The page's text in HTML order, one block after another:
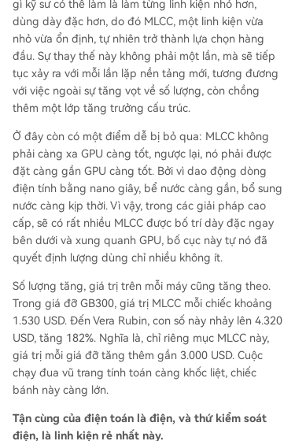
gì kỹ sư có thể làm là làm từng linh kiện nhỏ hơn,
dùng dày đặc hơn, do đó MLCC, một linh kiện vừa
nhỏ vừa ổn định, tự nhiên trở thành lựa chọn hàng
đầu. Sự thay thế này không phải một lần, mà sẽ tiếp
tục xảy ra với mỗi lần lặp nền tảng mới, tương đương
với việc ngoài sự tăng vọt về số lượng, còn chồng
thêm một lớp tăng trưởng cấu trúc.
Ở đây còn có một điểm dễ bị bỏ qua: MLCC không
phải càng xa GPU càng tốt, ngược lại, nó phải được
đặt càng gần GPU càng tốt. Bởi vì dao động dòng
điện tính bằng nano giây, bể nước càng gần, bổ sung
nước càng kịp thời. Vì vậy, trong các giải pháp cao
cấp, sẽ có rất nhiều MLCC được bố trí dày đặc ngay
bên dưới và xung quanh GPU, bố cục này tự nó đã
quyết định lượng dùng chỉ nhiều không ít.
Số lượng tăng, giá trị trên mỗi máy cũng tăng theo.
Trong giá đỡ GB300, giá trị MLCC mỗi chiếc khoảng
1.530 USD. Đến Vera Rubin, con số này nhảy lên 4.320
USD, tăng 182%. Nghĩa là, chỉ riêng mục MLCC này,
giá trị mỗi giá đỡ tăng thêm gần 3.000 USD. Cuộc
chạy đua vũ trang tính toán càng khốc liệt, chiếc
bánh này càng lớn.
Tận cùng của điện toán là điện, và thứ kiểm soát
điện, là linh kiện rẻ nhất này.